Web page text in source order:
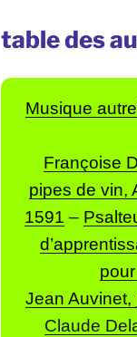
table des
Musique
Françoise
pipes de vin,
1591 –
Jean Auvinet,
Claude